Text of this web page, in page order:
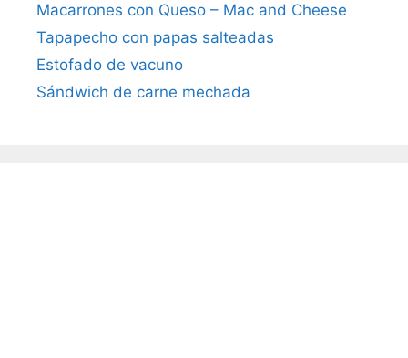
Macarrones con Queso – Mac and Cheese
Tapapecho con papas salteadas
Estofado de vacuno
Sándwich de carne mechada